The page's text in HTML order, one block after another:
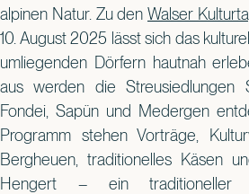
alpinen Natur. Zu denWalser
10. August 2025 lässt sich das
umliegenden Dörfern hautnah
aus werden die Streusiedlungen
Fondei, Sapün und Medergen
Programm stehen Vorträge,
Bergheuen, traditionelles Käsen
Hengert – ein traditioneller